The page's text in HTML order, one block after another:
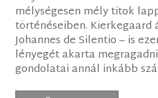
mélységesen mély titok
történéseiben. Kierkegaard
Johannes de Silentio – is
lényegét akarta
gondolatai annál inkább